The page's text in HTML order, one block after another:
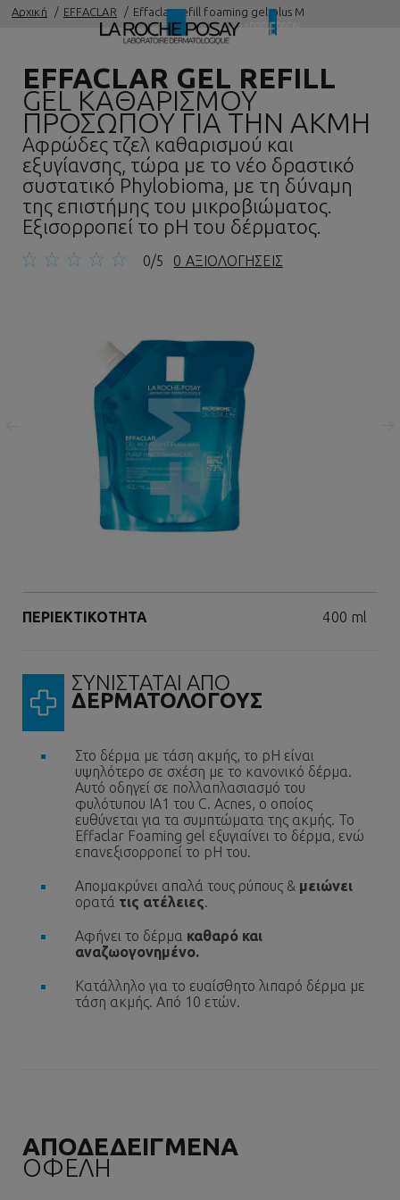
Αρχική EFFACLAR Effaclar refill foaming gel plus M
EFFACLAR GEL REFILL
GEL ΚΑΘΑΡΙΣΜΟΥ
ΠΡΟΣΩΠΟΥ ΓΙΑ ΤΗΝ ΑΚΜΗ
Αφρώδες τζελ καθαρισμού και
εξυγίανσης, τώρα με το νέο δραστικό
συστατικό Phylobioma, με τη δύναμη
της επιστήμης του μικροβιώματος.
Εξισορροπεί το pH του δέρματος.
0/5 0 ΑΞΙΟΛΟΓΗΣΕΙΣ
Προηγούμενος πίνακας
ΠΕΡΙΕΚΤΙΚΟΤΗΤΑ Volume
400 ml
ΣΥΝΙΣΤΑΤΑΙ ΑΠΟ
ΔΕΡΜΑΤΟΛΟΓΟΥΣ
Στο δέρμα με τάση ακμής, το pH είναι
υψηλότερο σε σχέση με το κανονικό δέρμα.
Αυτό οδηγεί σε πολλαπλασιασμό του
φυλότυπου ΙΑ1 του C. Acnes, ο οποίος
ευθύνεται για τα συμπτώματα της ακμής. Το
Effaclar Foaming gel εξυγιαίνει το δέρμα, ενώ
επανεξισορροπεί το pH του.
Απομακρύνει απαλά τους ρύπους & μειώνει
ορατά τις ατέλειες.
Αφήνει το δέρμα καθαρό και
αναζωογονημένο.
Κατάλληλο για το ευαίσθητο λιπαρό δέρμα με
τάση ακμής. Από 10 ετών.
ΑΠΟΔΕΔΕΙΓΜΕΝΑ
ΟΦΕΛΗ